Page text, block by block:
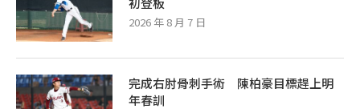
2026 年 8 月 7 日
完成右肘骨刺手術 陳柏豪目標趕上明
年春訓